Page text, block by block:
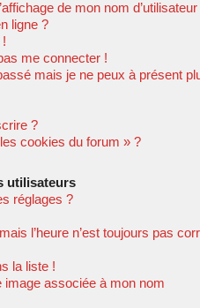
de mon nom d’utilisateur
ligne ?
me connecter !
mais je ne peux à présent
?
cookies du forum » ?
utilisateurs
réglages ?
l’heure n’est toujours pas
la liste !
associée à mon nom